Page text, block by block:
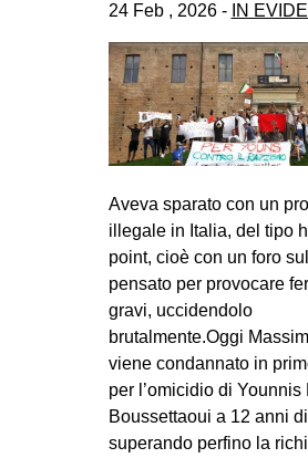
24 Feb , 2026 - IN
Aveva sparato con un
illegale in Italia, del tipo
point, cioè con un foro
pensato per provocare
gravi, uccidendolo
brutalmente.Oggi
viene condannato in
per l’omicidio di Younnis
Boussettaoui a 12 anni
superando perfino la